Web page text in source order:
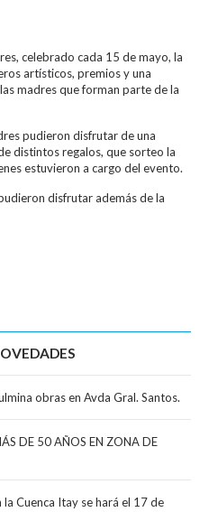
celebrado cada 15 de mayo, la
artísticos, premios y una
madres que forman parte de la
pudieron disfrutar de una
distintos regalos, que sorteo la
estuvieron a cargo del evento.
disfrutar además de la
obras en Avda Gral. Santos.
DE 50 AÑOS EN ZONA DE
Cuenca Itay se hará el 17 de